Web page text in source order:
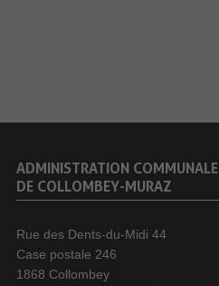
ADMINISTRATION COMMUNALE
DE COLLOMBEY-MURAZ
Rue des Dents-du-Midi 44
Case postale 246
1868 Collombey